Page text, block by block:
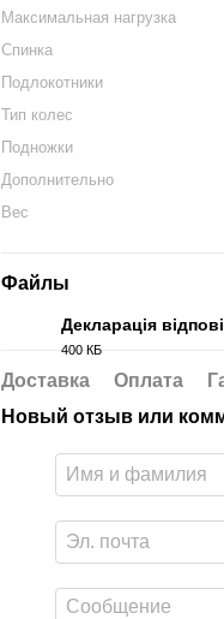
Максимальная нагрузка
Спинка
Подлокотники
Тип колес
Подножки
Дополнительно
Вес
Файлы
Декларація
400 КБ
Доставка Оплата
Новый отзыв или